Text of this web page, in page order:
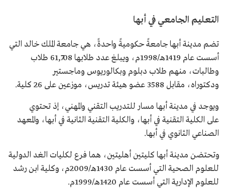
التعليم الجامعي في أبها
تضم مدينة أبها جامعةً حكوميةً واحدةً، هي جامعة الملك خالد التي
أسست عام 1419هـ/1998م، ويبلغ عدد طلابها 61,708 طلاب
وطالبات، منهم طلاب دبلوم وبكالوريوس وماجستير
ودكتوراه، مقابل 3588 عضو هيئة تدريس، موزعين على 26 كلية.
ويوجد في مدينة أبها مسار للتدريب التقني والمهني، إذ تحتوي
على الكلية التقنية في أبها، والكلية التقنية الثانية في أبها، والمعهد
الصناعي الثانوي في أبها.
وتحتضن مدينة أبها كليتين أهليتين، هما فرع لكليات الغد الدولية
للعلوم الصحية التي أسست عام 1430هـ/2009م، وكلية ابن رشد
للعلوم الإدارية التي أسست عام 1420هـ/1999م.